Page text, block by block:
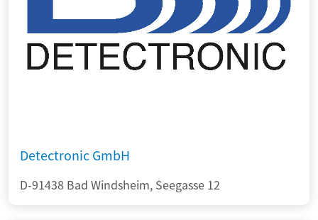
Detectronic GmbH
D-91438 Bad Windsheim, Seegasse 12